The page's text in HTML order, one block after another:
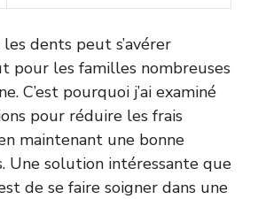
dents peut s’avérer
pour les familles nombreuses
C’est pourquoi j’ai examiné
pour réduire les frais
maintenant une bonne
Une solution intéressante que
de se faire soigner dans une